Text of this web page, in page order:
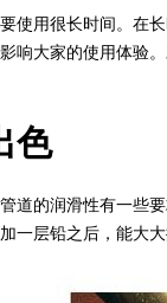
用很长时间。在长
响大家的使用体验
色
的润滑性有一些要
一层铅之后，能大